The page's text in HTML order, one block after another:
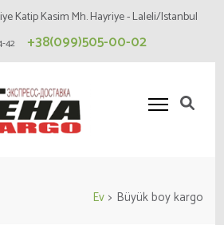
Katip Kasim Mh. Hayriye - Laleli/Istanbul
42 +38(099)505-00-02
Ev > Büyük boy kargo